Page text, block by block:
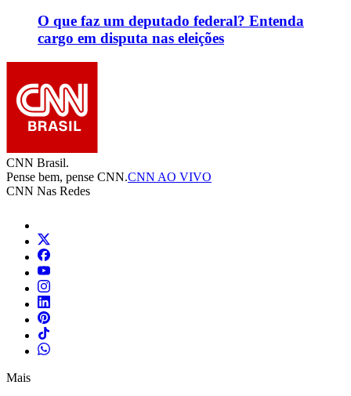
O que faz um deputado federal? Entenda
cargo em disputa nas eleições
CNN Brasil.
Pense bem, pense CNN.CNN AO VIVO
CNN Nas Redes
Mais